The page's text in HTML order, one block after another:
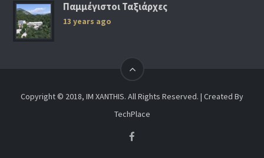
Παμμέγιστοι Ταξιάρχες
13 years ago
Copyright © 2018, IM XANTHIS. All Rights Reserved. | Created By
TechPlace